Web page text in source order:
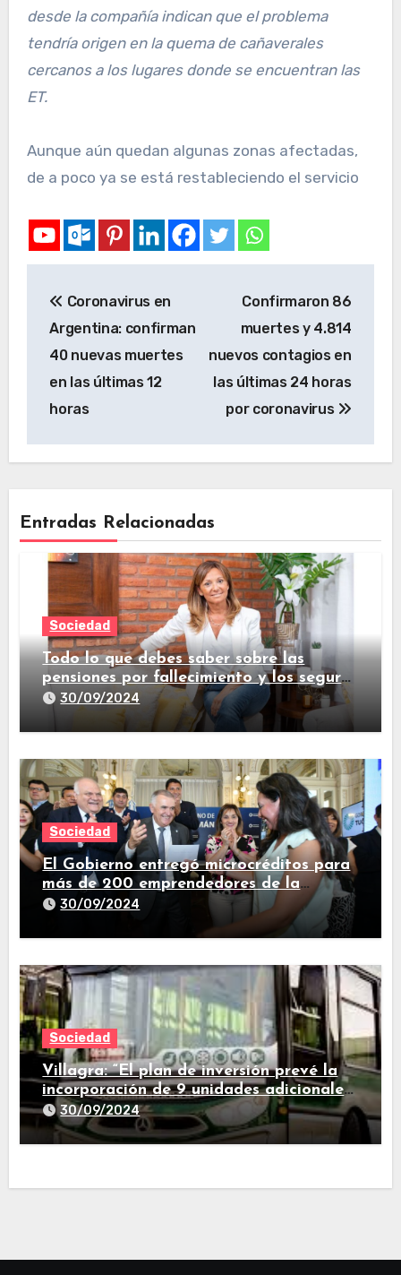
desde la compañía indican que el problema
tendría origen en la quema de cañaverales
cercanos a los lugares donde se encuentran las
ET.
Aunque aún quedan algunas zonas afectadas,
de a poco ya se está restableciendo el servicio
Coronavirus en
Argentina: confirman
40 nuevas muertes
en las últimas 12
horas
Confirmaron 86
muertes y 4.814
nuevos contagios en
las últimas 24 horas
por coronavirus
Entradas Relacionadas
Sociedad
Todo lo que debes saber sobre las
pensiones por fallecimiento y los seguros
de vida
30/09/2024
Sociedad
El Gobierno entregó microcréditos para
más de 200 emprendedores de la
provincia
30/09/2024
Sociedad
Villagra: “El plan de inversión prevé la
incorporación de 9 unidades adicionales
para 2025″
30/09/2024